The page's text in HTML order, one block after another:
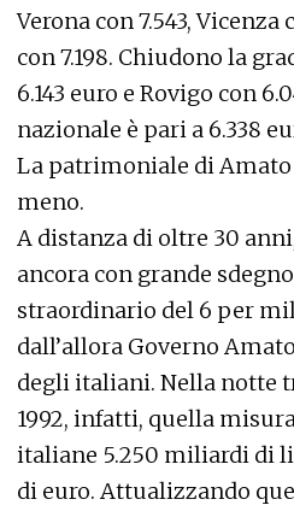
Verona con 7.543, Vicenza
con 7.198. Chiudono la
6.143 euro e Rovigo con
nazionale è pari a 6.338
La patrimoniale di Amato
meno.
A distanza di oltre 30
ancora con grande
straordinario del 6 per
dall’allora Governo
degli italiani. Nella notte
1992, infatti, quella
italiane 5.250 miliardi di
di euro. Attualizzando